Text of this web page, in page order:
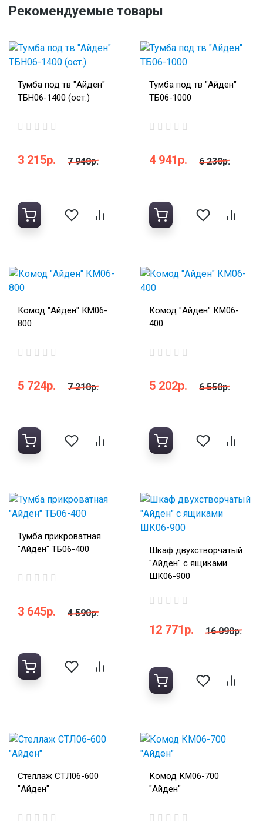
Рекомендуемые товары
Тумба под тв "Айден"
ТБН06-1400 (ост.)
3 215р. 7 940р.
Тумба под тв "Айден"
ТБ06-1000
4 941р. 6 230р.
Комод "Айден" КМ06-
800
5 724р. 7 210р.
Комод "Айден" КМ06-
400
5 202р. 6 550р.
Тумба прикроватная
"Айден" ТБ06-400
3 645р. 4 590р.
Шкаф двухстворчатый
"Айден" с ящиками
ШК06-900
12 771р. 16 090р.
Стеллаж СТЛ06-600
"Айден"
Комод КМ06-700
"Айден"